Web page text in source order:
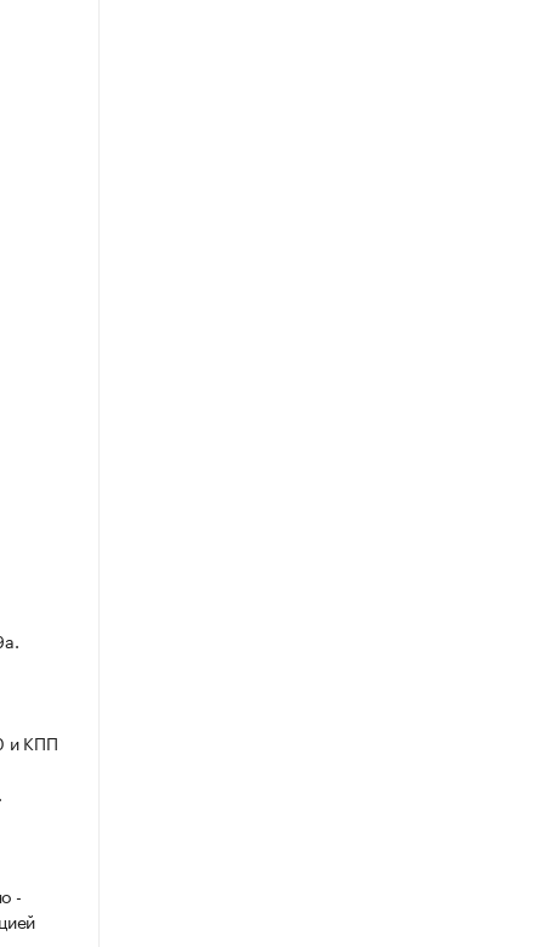
и КПП
-